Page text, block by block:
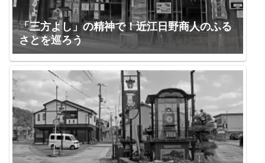
「三方よし」の精神で！近江日野商人のふる
さとを巡ろう